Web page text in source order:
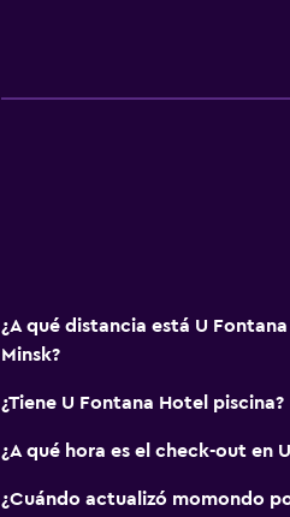
¿A qué distancia está U
Minsk?
¿Tiene U Fontana Hotel piscina?
¿A qué hora es el check-out en
¿Cuándo actualizó momondo